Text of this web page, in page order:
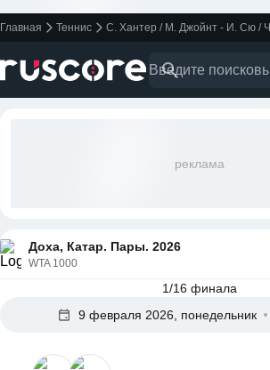
Главная Теннис С. Хантер / М. Джойнт - И. Сю /
реклама
Доха, Катар. Пары. 2026
WTA 1000
1/16 финала
9 февраля 2026, понедельник